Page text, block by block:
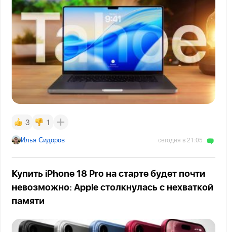
3 1
Илья Сидоров сегодня в 21:05
Купить iPhone 18 Pro на старте будет почти
невозможно: Apple столкнулась с нехваткой
памяти